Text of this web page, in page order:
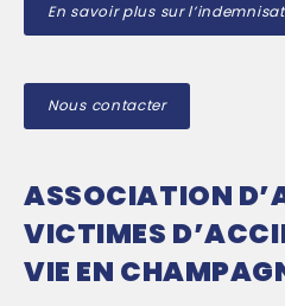
En savoir plus sur
Nous contacter
ASSOCIATION
VICTIMES
VIE EN